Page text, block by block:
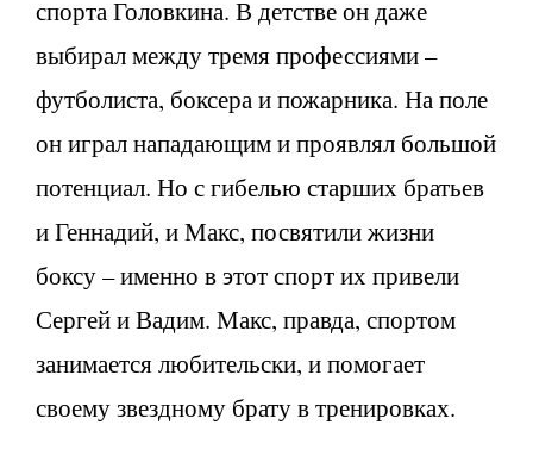
спорта Головкина. В детстве он даже
выбирал между тремя профессиями –
футболиста, боксера и пожарника. На поле
он играл нападающим и проявлял большой
потенциал. Но с гибелью старших братьев
и Геннадий, и Макс, посвятили жизни
боксу – именно в этот спорт их привели
Сергей и Вадим. Макс, правда, спортом
занимается любительски, и помогает
своему звездному брату в тренировках.